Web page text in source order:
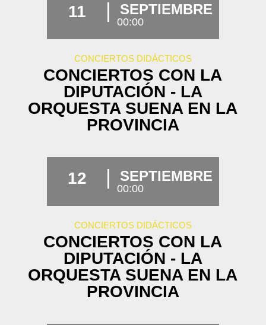
11 SEPTIEMBRE
00:00
CONCIERTOS DIDÁCTICOS
CONCIERTOS CON LA
DIPUTACIÓN - LA
ORQUESTA SUENA EN LA
PROVINCIA
12 SEPTIEMBRE
00:00
CONCIERTOS DIDÁCTICOS
CONCIERTOS CON LA
DIPUTACIÓN - LA
ORQUESTA SUENA EN LA
PROVINCIA